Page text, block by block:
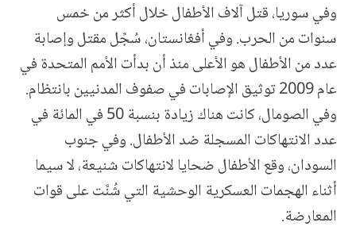
وفي سوريا، قتل آلاف الأطفال خلال أكثر من خمس
سنوات من الحرب. وفي أفغانستان، سُجِّل مقتل وإصابة
عدد من الأطفال هو الأعلى منذ أن بدأت الأمم المتحدة في
عام 2009 توثيق الإصابات في صفوف المدنيين بانتظام.
وفي الصومال، كانت هناك زيادة بنسبة 50 في المائة في
عدد الانتهاكات المسجلة ضد الأطفال. وفي جنوب
السودان، وقع الأطفال ضحايا لانتهاكات شنيعة، لا سيما
أثناء الهجمات العسكرية الوحشية التي شُنَّت على قوات
المعارضة.